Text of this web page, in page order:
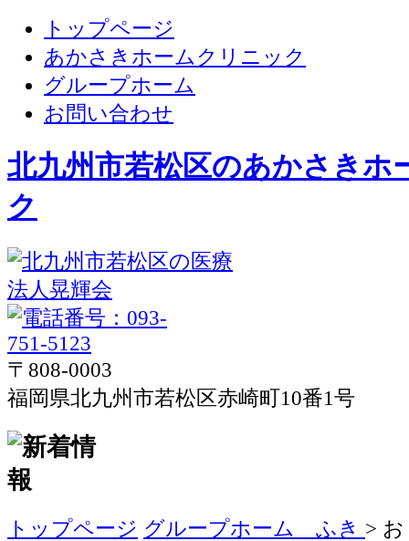
トップページ
あかさきホームクリニック
グループホーム
お問い合わせ
北九州市若松区のあかさきホ
ク
〒808-0003
福岡県北九州市若松区赤崎町10番1号
トップページ グループホーム ふき >